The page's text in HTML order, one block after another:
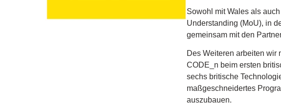
Sowohl mit Wales als
Understanding (MoU), in
gemeinsam mit den
Des Weiteren arbeiten wir
CODE_n beim ersten
sechs britische
maßgeschneidertes
auszubauen.